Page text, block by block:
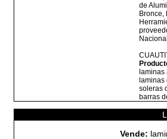
de
Bronce,
soleras
barras
Vende: